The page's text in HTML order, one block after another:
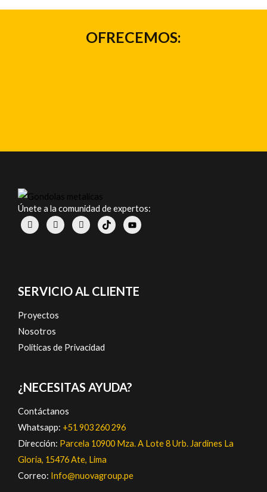
OFRECEMOS:
Únete a la comunidad de expertos:
SERVICIO AL CLIENTE
Proyectos
Nosotros
Políticas de Privacidad
¿NECESITAS AYUDA?
Contáctanos
Whatsapp: +51 903 260 296
Dirección: Parcela 10900 Mza. A Lote 8 Urb. Jardines La
Gloria, 15476 Ate, Lima
Correo: Info@nuovagroup.pe